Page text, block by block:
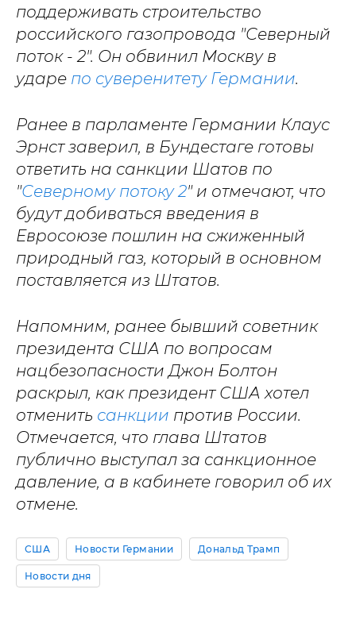
поддерживать строительство
российского газопровода "Северный
поток - 2". Он обвинил Москву в
ударе по суверенитету Германии.
Ранее в парламенте Германии Клаус
Эрнст заверил, в Бундестаге готовы
ответить на санкции Шатов по
"Северному потоку 2" и отмечают, что
будут добиваться введения в
Евросоюзе пошлин на сжиженный
природный газ, который в основном
поставляется из Штатов.
Напомним, ранее бывший советник
президента США по вопросам
нацбезопасности Джон Болтон
раскрыл, как президент США хотел
отменить санкции против России.
Отмечается, что глава Штатов
публично выступал за санкционное
давление, а в кабинете говорил об их
отмене.
США Новости Германии Дональд Трамп
Новости дня